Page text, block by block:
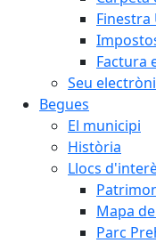
Finestra
Factura
Seu
Begues
El municipi
Història
Llocs
Mapa
Parc